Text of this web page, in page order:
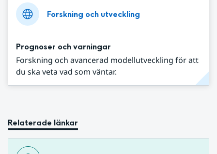
Forskning och utveckling
Prognoser och varningar
Forskning och avancerad modellutveckling för att
du ska veta vad som väntar.
Relaterade länkar